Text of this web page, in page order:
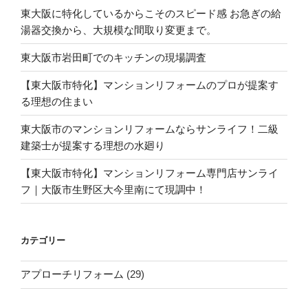
東大阪に特化しているからこそのスピード感 お急ぎの給
湯器交換から、大規模な間取り変更まで。
東大阪市岩田町でのキッチンの現場調査
【東大阪市特化】マンションリフォームのプロが提案す
る理想の住まい
東大阪市のマンションリフォームならサンライフ！二級
建築士が提案する理想の水廻り
【東大阪市特化】マンションリフォーム専門店サンライ
フ｜大阪市生野区大今里南にて現調中！
カテゴリー
アプローチリフォーム (29)